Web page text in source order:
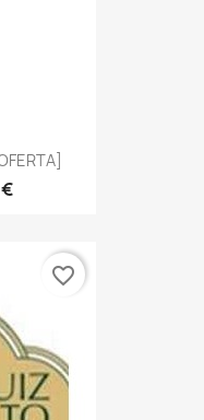
favorite_border